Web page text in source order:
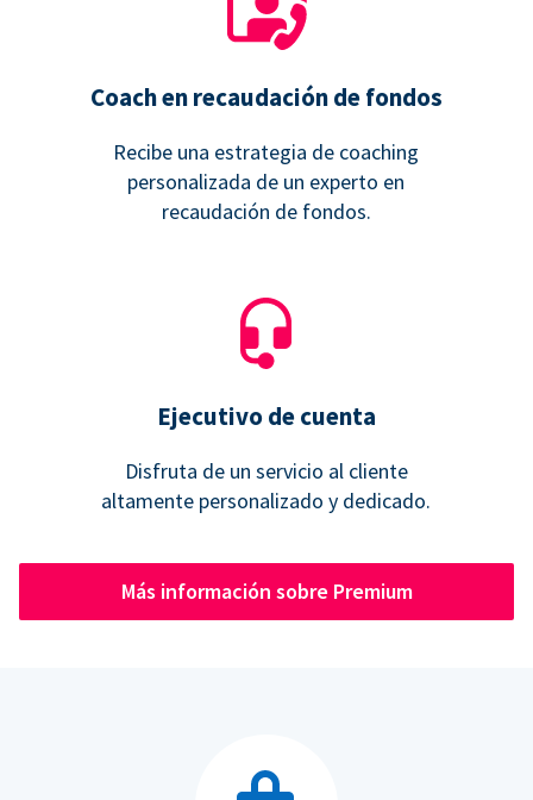
Coach en recaudación de fondos
Recibe una estrategia de coaching
personalizada de un experto en
recaudación de fondos.
Ejecutivo de cuenta
Disfruta de un servicio al cliente
altamente personalizado y dedicado.
Más información sobre Premium